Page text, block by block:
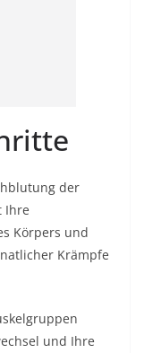
der
Ihre
Körpers und
Krämpfe
und Ihre